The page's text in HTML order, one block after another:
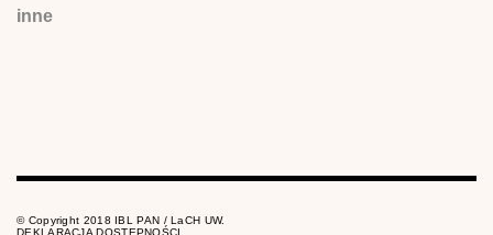
inne
© Copyright 2018 IBL PAN / LaCH UW.
DEKLARACJA DOSTĘPNOŚCI